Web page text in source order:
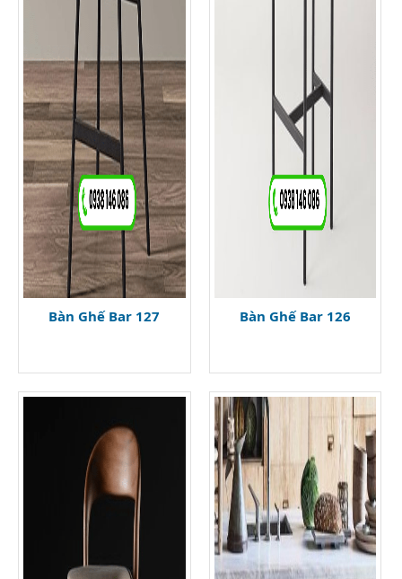
Bàn Ghế Bar 127 Bàn Ghế Bar 126